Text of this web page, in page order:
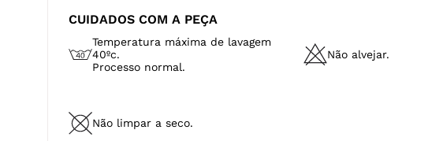
CUIDADOS COM A PEÇA
Temperatura máxima de lavagem
40ºc.
Processo normal.
Não alvejar.
Não limpar a seco.